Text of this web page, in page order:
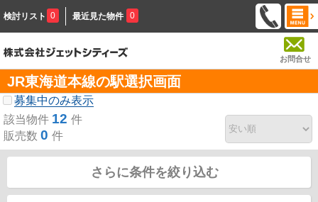
検討リスト 0 最近見た物件 0
お問合せ
JR東海道本線の駅選択画面
募集中のみ表示
該当物件 12 件
販売数 0 件
さらに条件を絞り込む